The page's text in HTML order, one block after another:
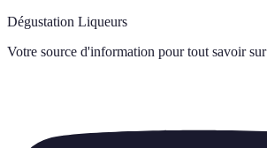
Dégustation Liqueurs
Votre source d'information pour tout savoir sur